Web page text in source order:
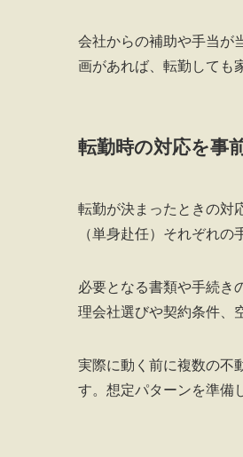
会社からの補助や手当が
画があれば、転勤しても
転勤時の対応を事
転勤が決まったときの対
（単身赴任）それぞれの
必要となる書類や手続き
理会社選びや契約条件、
実際に動く前に複数の不
す。想定パターンを準備